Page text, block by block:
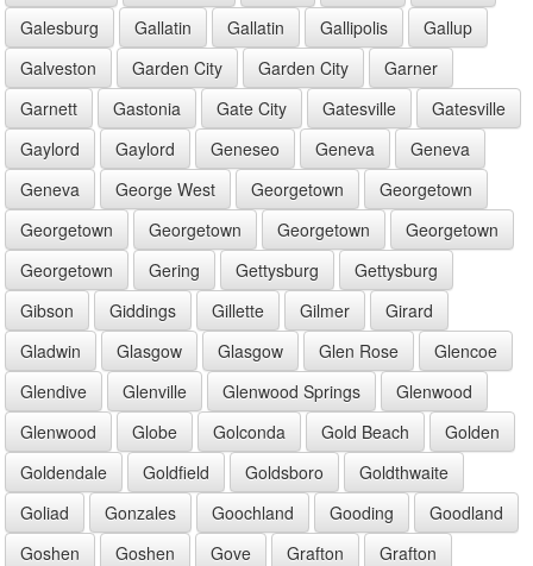
Galesburg
Gallatin Gallatin Gallipolis
Gallup
Galveston
Garden City Garden City
Garner
Garnett
Gastonia Gate City Gatesville
Gatesville
Gaylord
Gaylord Geneseo Geneva
Geneva
Geneva
George West Georgetown
Georgetown
Georgetown
Georgetown Georgetown
Georgetown
Georgetown
Gering Gettysburg
Gettysburg
Gibson
Giddings Gillette Gilmer
Girard
Gladwin
Glasgow Glasgow Glen Rose
Glencoe
Glendive
Glenville Glenwood Springs
Glenwood
Glenwood
Globe Golconda Gold Beach
Golden
Goldendale
Goldfield Goldsboro
Goldthwaite
Goliad
Gonzales Goochland Gooding
Goodland
Goshen
Goshen Gove Grafton
Grafton